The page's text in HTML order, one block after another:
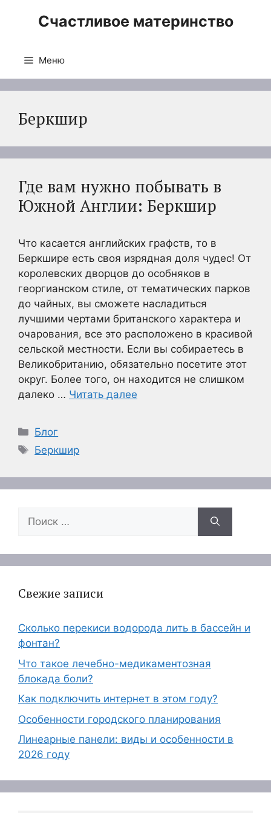
Счастливое материнство
Меню
Беркшир
Где вам нужно побывать в
Южной Англии: Беркшир
Что касается английских графств, то в
Беркшире есть своя изрядная доля чудес! От
королевских дворцов до особняков в
георгианском стиле, от тематических парков
до чайных, вы сможете насладиться
лучшими чертами британского характера и
очарования, все это расположено в красивой
сельской местности. Если вы собираетесь в
Великобританию, обязательно посетите этот
округ. Более того, он находится не слишком
далеко … Читать далее
Рубрики
Блог
Метки
Беркшир
Поиск:
Свежие записи
Сколько перекиси водорода лить в бассейн и
фонтан?
Что такое лечебно-медикаментозная
блокада боли?
Как подключить интернет в этом году?
Особенности городского планирования
Линеарные панели: виды и особенности в
2026 году